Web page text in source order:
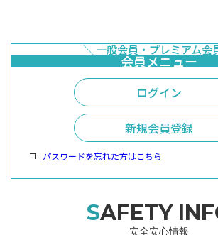
ログイン
新規会員登録
パスワードを忘れた方はこちら
SAFETY
安全安心情報